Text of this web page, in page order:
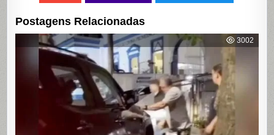
Postagens Relacionadas
3002